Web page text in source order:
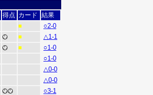
得点 カード 結果
■
○2-0
■
△1-1
■
○1-0
○1-0
△0-0
△0-0
○3-1